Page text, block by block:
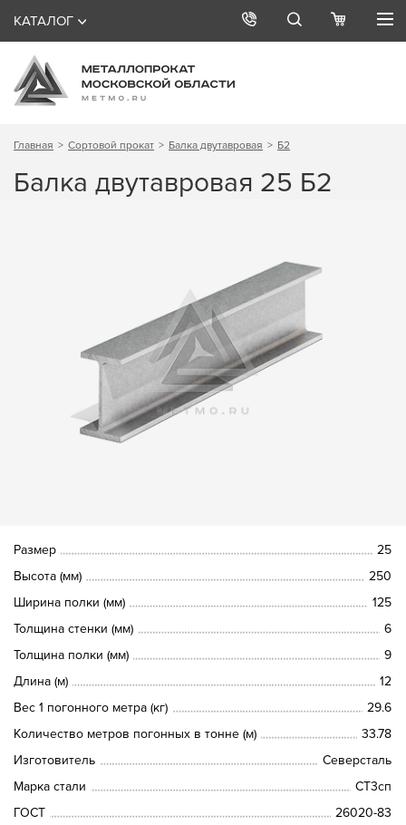
КАТАЛОГ
Главная Сортовой прокат Балка двутавровая Б2
Балка двутавровая 25 Б2
Размер
25
Высота (мм)
250
Ширина полки (мм)
125
Толщина стенки (мм)
6
Толщина полки (мм)
9
Длина (м)
12
Вес 1 погонного метра (кг)
29.6
Количество метров погонных в тонне (м)
33.78
Изготовитель
Северсталь
Марка стали
СТ3сп
ГОСТ
26020-83